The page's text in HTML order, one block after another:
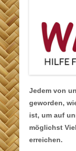
Jedem von
geworden,
ist, um auf
möglichst
erreichen.